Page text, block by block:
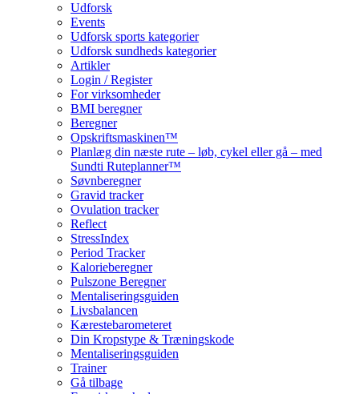
Udforsk
Events
Udforsk sports kategorier
Udforsk sundheds kategorier
Artikler
Login / Register
For virksomheder
BMI beregner
Beregner
Opskriftsmaskinen™
Planlæg din næste rute – løb, cykel eller gå – med
Sundti Ruteplanner™
Søvnberegner
Gravid tracker
Ovulation tracker
Reflect
StressIndex
Period Tracker
Kalorieberegner
Pulszone Beregner
Mentaliseringsguiden
Livsbalancen
Kærestebarometeret
Din Kropstype & Træningskode
Mentaliseringsguiden
Trainer
Gå tilbage